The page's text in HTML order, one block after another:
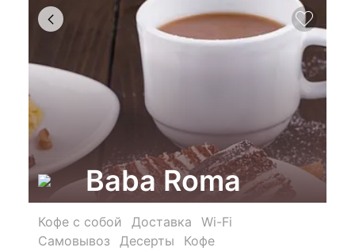
Baba Roma
Кофе с собой Доставка
Wi-Fi
Самовывоз
Десерты
Кофе